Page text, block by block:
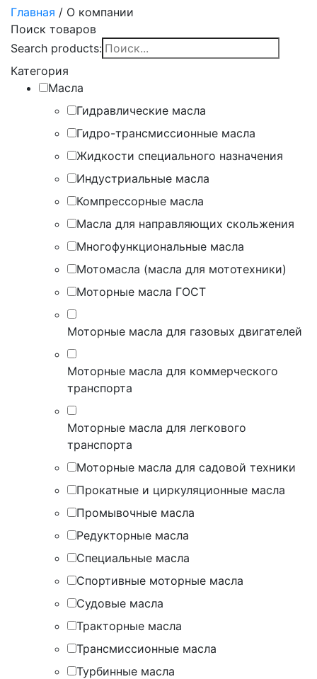
Главная / О компании
Поиск товаров
Search products:
Категория
Масла
Гидравлические масла
Гидро-трансмиссионные масла
Жидкости специального назначения
Индустриальные масла
Компрессорные масла
Масла для направляющих скольжения
Многофункциональные масла
Мотомасла (масла для мототехники)
Моторные масла ГОСТ
Моторные масла для газовых двигателей
Моторные масла для коммерческого
транспорта
Моторные масла для легкового
транспорта
Моторные масла для садовой техники
Прокатные и циркуляционные масла
Промывочные масла
Редукторные масла
Специальные масла
Спортивные моторные масла
Судовые масла
Тракторные масла
Трансмиссионные масла
Турбинные масла